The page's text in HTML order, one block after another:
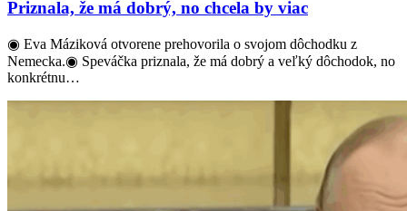
Priznala, že má dobrý, no chcela by viac
◉ Eva Máziková otvorene prehovorila o svojom dôchodku z
Nemecka.◉ Speváčka priznala, že má dobrý a veľký dôchodok, no
konkrétnu…